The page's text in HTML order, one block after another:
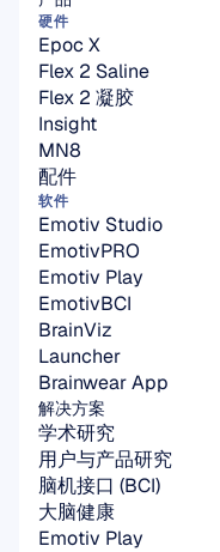
解决方案
学术研究
用户与产品研究
脑机接口 (BCI)
大脑健康
Emotiv Play
硬件
Epoc X
Flex 2 Saline
Flex 2 凝胶
Insight
MN8
配件
软件
Emotiv Studio
EmotivPRO
Emotiv Play
EmotivBCI
BrainViz
Launcher
Brainwear App